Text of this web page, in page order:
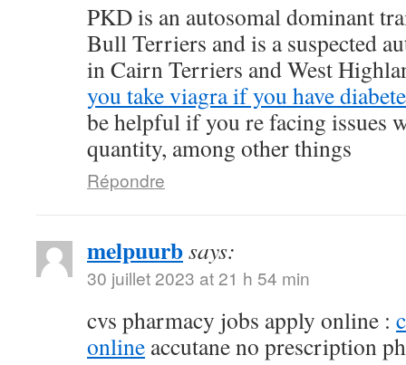
PKD is an autosomal dominant
Bull Terriers and is a suspected
in Cairn Terriers and West
you take viagra if you have
be helpful if you re facing issues
quantity, among other things
Répondre
melpuurbsays:
30 juillet 2023 at 21 h 54 min
cvs pharmacy jobs apply online :
online accutane no prescription